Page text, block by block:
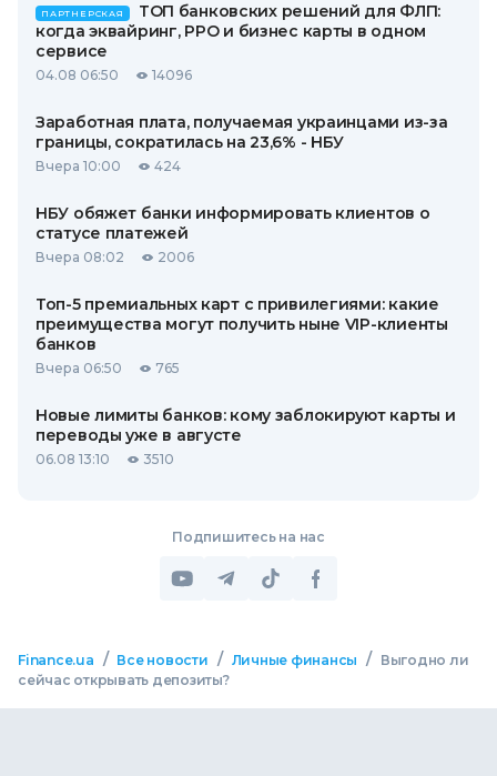
ПАРТНЕРСКАЯ
ТОП банковских решений для ФЛП:
когда эквайринг, РРО и бизнес карты в одном
сервисе
04.08 06:50 14096
Заработная плата, получаемая украинцами из-за
границы, сократилась на 23,6% - НБУ
Вчера 10:00 424
НБУ обяжет банки информировать клиентов о
статусе платежей
Вчера 08:02 2006
Топ-5 премиальных карт с привилегиями: какие
преимущества могут получить ныне VIP-клиенты
банков
Вчера 06:50 765
Новые лимиты банков: кому заблокируют карты и
переводы уже в августе
06.08 13:10 3510
Подпишитесь на нас
Finance.ua / Все новости / Личные финансы /
Выгодно ли
сейчас открывать депозиты?